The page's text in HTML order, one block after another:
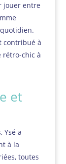
jouer entre
contribué à
rétro-chic à
et
Ysé a
à la
toutes